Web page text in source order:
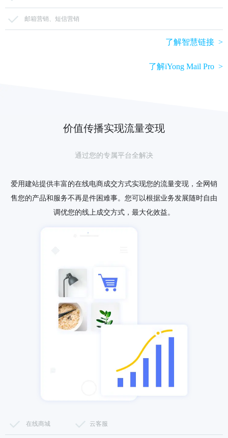
邮箱营销、短信营销
了解智慧链接 >
了解iYong Mail Pro >
价值传播实现流量变现
通过您的专属平台全解决
爱用建站提供丰富的在线电商成交方式实现您的流量变现，全网销
售您的产品和服务不再是件困难事。您可以根据业务发展随时自由
调优您的线上成交方式，最大化效益。
在线商城 云客服